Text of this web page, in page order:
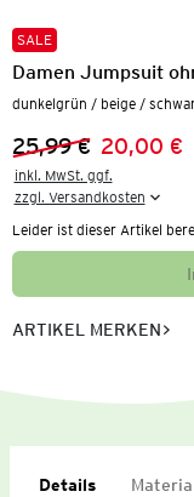
SALE
Damen Jumpsuit
dunkelgrün / beige /
Vorheriger Preis:
25,99 €
Neuer Preis:20,00 €
inkl. MwSt. ggf.
zzgl. Versandkosten
Leider ist dieser Artikel
ARTIKEL MERKEN
Details